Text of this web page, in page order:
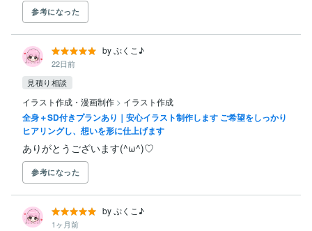
参考になった
by ぷくこ♪
22日前
見積り相談
イラスト作成・漫画制作 > イラスト作成
全身＋SD付きプランあり｜安心イラスト制作します ご希望をしっかり
ヒアリングし、想いを形に仕上げます
ありがとうございます(^ω^)♡
参考になった
by ぷくこ♪
1ヶ月前